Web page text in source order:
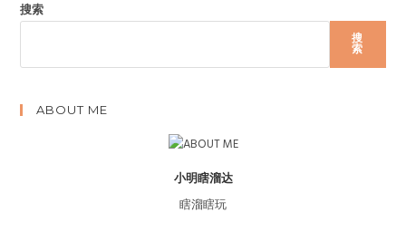
搜索
搜
索
ABOUT ME
小明瞎溜达
瞎溜瞎玩